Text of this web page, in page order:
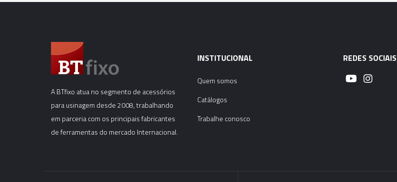
A BTfixo atua no segmento de acessórios
para usinagem desde 2008, trabalhando
em parceria com os principais fabricantes
de ferramentas do mercado Internacional.
INSTITUCIONAL
Quem somos
Catálogos
Trabalhe conosco
REDES SOCIAIS